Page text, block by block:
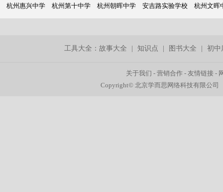
杭州惠兴中学 杭州第十中学 杭州朝晖中学 安吉路实验学校 杭州文晖
工具大全：故事大全 |知识点 图书大全 |初中
关于我们 -营销合作 -友情链接 -
Copyright© 北京学而思网络科技有限公司